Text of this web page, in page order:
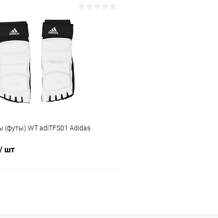
В корзину
Сравнение
В наличии
(футы) WT adiTFS01 Adidas
/ шт
Сравнение